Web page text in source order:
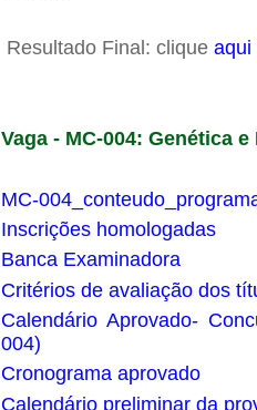
Resultado Final: clique aqui
Vaga - MC-004: Genética
MC-
Inscrições homologadas
Banca Examinadora
Critérios de avaliação dos
Calendário Aprovado-
004)
Cronograma aprovado
Calendário preliminar da